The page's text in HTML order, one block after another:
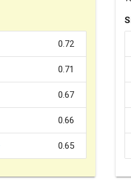
0.72
0.71
0.67
0.66
0.65